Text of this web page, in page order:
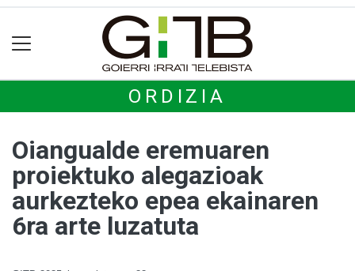
ORDIZIA
Oiangualde eremuaren
proiektuko alegazioak
aurkezteko epea ekainaren
6ra arte luzatuta